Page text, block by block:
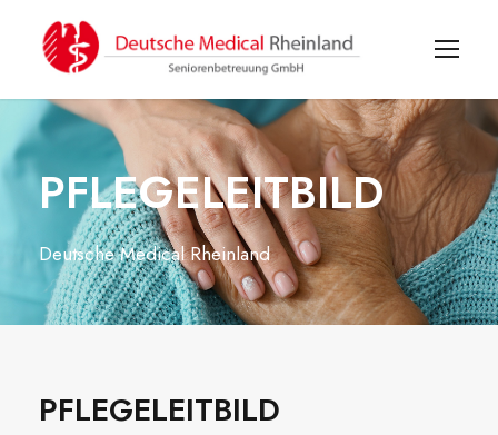
PFLEGELEITBILD
Deutsche Medical Rheinland
PFLEGELEITBILD